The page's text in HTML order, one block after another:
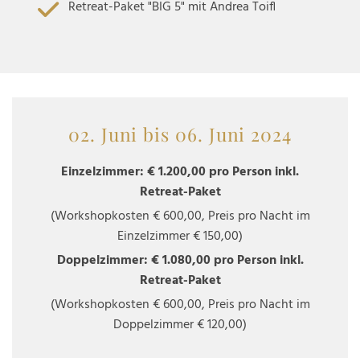
Retreat-Paket "BIG 5" mit Andrea Toifl
02. Juni bis 06. Juni 2024
Einzelzimmer: € 1.200,00 pro Person inkl.
Retreat-Paket
(Workshopkosten € 600,00, Preis pro Nacht im
Einzelzimmer € 150,00)
Doppelzimmer: € 1.080,00 pro Person inkl.
Retreat-Paket
(Workshopkosten € 600,00, Preis pro Nacht im
Doppelzimmer € 120,00)